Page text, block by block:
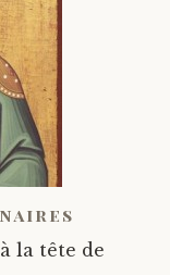
la tête de